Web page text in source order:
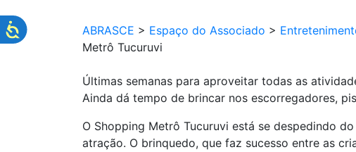
ABRASCE > Espaço do Associado >
Metrô Tucuruvi
Últimas semanas para aproveitar todas as
Ainda dá tempo de brincar nos escorregadores,
O Shopping Metrô Tucuruvi está se despedindo
atração. O brinquedo, que faz sucesso entre as